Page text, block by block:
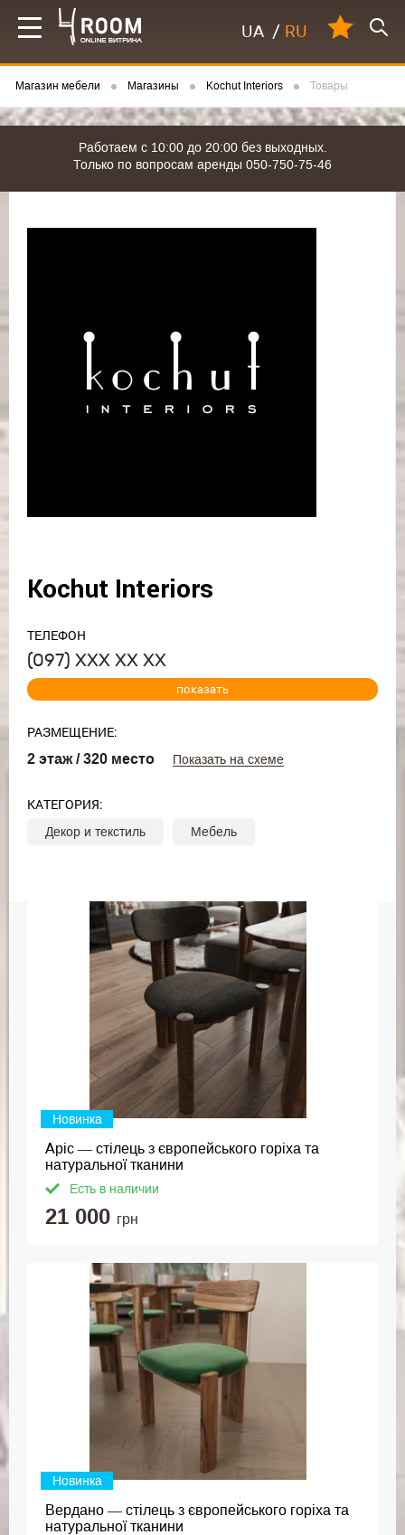
UA / RU
Магазин мебели Магазины Kochut Interiors Товары
Работаем с 10:00 до 20:00 без выходных.
Только по вопросам аренды 050-750-75-46
Kochut Interiors
ТЕЛЕФОН
(097) ХХХ ХХ ХХ
показать
РАЗМЕЩЕНИЕ:
2 этаж / 320 место Показать на схеме
КАТЕГОРИЯ:
Декор и текстиль Мебель
Новинка
Аріс — стілець з європейського горіха та
натуральної тканини
Есть в наличии
21 000 грн
Новинка
Вердано — стілець з європейського горіха та
натуральної тканини